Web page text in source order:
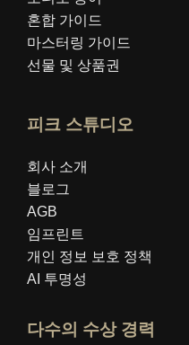
혼합 가이드
마스터링 가이드
선물 및 상품권
피크 스튜디오
회사 소개
블로그
AGB
임프린트
개인 정보 보호 정책
AI 투명성
다수의 수상 경력